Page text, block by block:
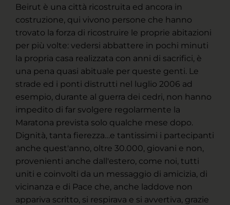
Beirut è una città ricostruita ed ancora in
costruzione, qui vivono persone che hanno
trovato la forza di ricostruire le proprie abitazioni
per più volte: vedersi abbattere in pochi minuti
la propria casa realizzata con anni di sacrifici, è
una pena quasi abituale per queste genti. Le
strade ed i ponti distrutti nel luglio 2006 ad
esempio, durante al guerra dei cedri, non hanno
impedito di far svolgere regolarmente la
Maratona prevista solo qualche mese dopo.
Dignità, tanta fierezza…e tantissimi i partecipanti
anche quest'anno, oltre 30.000, giovani e non,
provenienti anche dall'estero, come noi, tutti
uniti e coinvolti da un messaggio di amicizia, di
vicinanza e di Pace che, anche laddove non
appariva scritto, si respirava e si avvertiva, grazie